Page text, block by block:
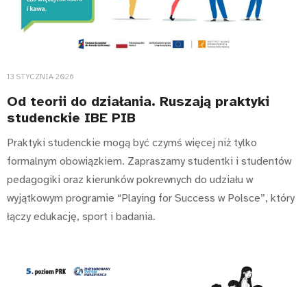
13 STYCZNIA 2026
Od teorii do działania. Ruszają praktyki
studenckie IBE PIB
Praktyki studenckie mogą być czymś więcej niż tylko
formalnym obowiązkiem. Zapraszamy studentki i studentów
pedagogiki oraz kierunków pokrewnych do udziału w
wyjątkowym programie “Playing for Success w Polsce”, który
łączy edukację, sport i badania.